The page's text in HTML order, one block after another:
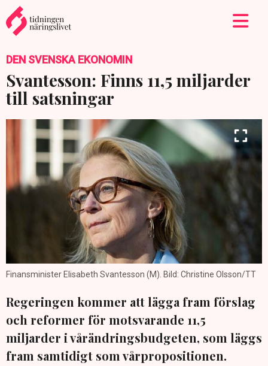
DEN SVENSKA EKONOMIN
Svantesson: Finns 11,5 miljarder
till satsningar
Finansminister Elisabeth Svantesson (M). Bild: Christine Olsson/TT
Regeringen kommer att lägga fram förslag
och reformer för motsvarande 11,5
miljarder i vårändringsbudgeten, som läggs
fram samtidigt som vårpropositionen.